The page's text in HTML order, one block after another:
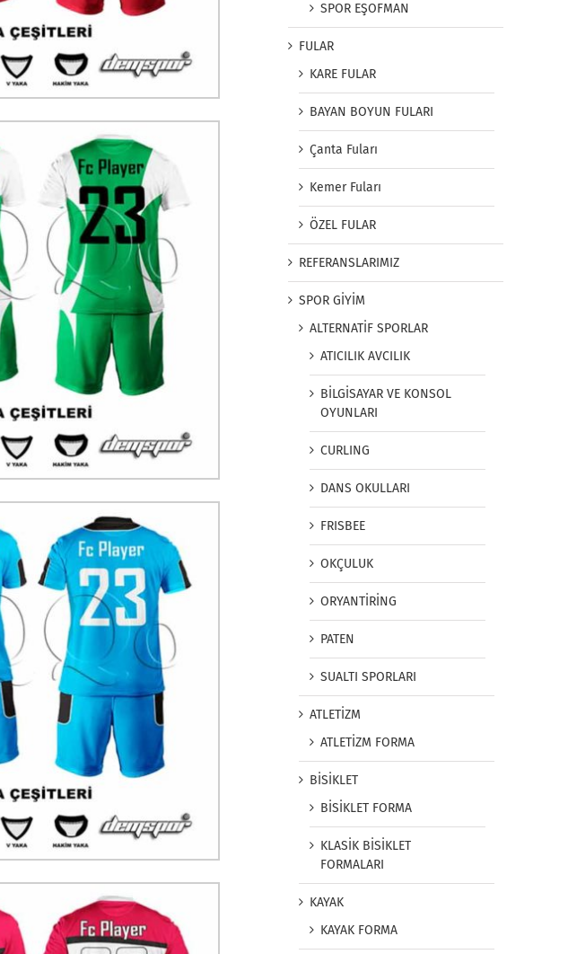
SPOR EŞOFMAN
FULAR
KARE FULAR
BAYAN BOYUN FULARI
Çanta Fuları
Kemer Fuları
ÖZEL FULAR
REFERANSLARIMIZ
SPOR GİYİM
ALTERNATİF SPORLAR
ATICILIK AVCILIK
BİLGİSAYAR VE KONSOL
OYUNLARI
CURLING
DANS OKULLARI
FRISBEE
OKÇULUK
ORYANTİRİNG
PATEN
SUALTI SPORLARI
ATLETİZM
ATLETİZM FORMA
BİSİKLET
BİSİKLET FORMA
KLASİK BİSİKLET
FORMALARI
KAYAK
KAYAK FORMA